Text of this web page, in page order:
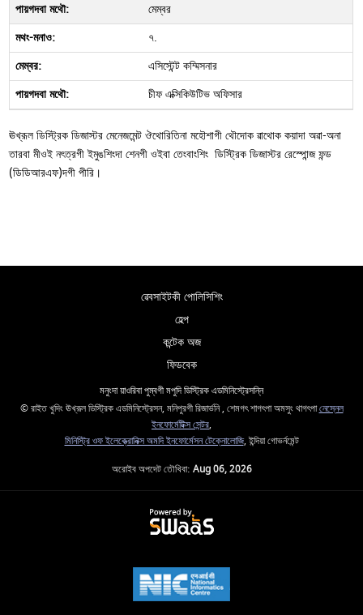
মেম্বর
৭.
এসিস্টেন্ট কম্মিসনার
চীফ এক্সিকিউটিভ অফিসার
ঊখ্রূল ডিস্ট্রিক ডিজাস্টর মেনেজমেন্ট ঔথোরিতিনা মহৌশাগী থৌদোক ৱাথোক কয়াদা অৱা-অনা
তারবা মীওই নৎত্রগী ইমুঙশিংদা শেনগী ওইবা তেংবাংশিং ডিস্ট্রিক ডিজাস্টর রেস্পোন্জ ফন্ড
(ডিডিআরএফ)দগী পীরি।
ৱেবসাইটকী পোলিসিশিং
হেল্প
কন্টেক অজ
ফিডবেক
মনুংদা য়াওরিবা পুম্বগী মপুদি ডিস্ট্রিক এডমিনিস্ট্রেসন্নি
© রাইত খুদিং ঊখ্রূল ডিস্ট্রিক এডমিনিস্ট্রেসন, মনিপুরগী রিজার্ভনি , শেমগৎ শাগৎপা অমসুং থাগৎপানেস্নেল
ইনফোর্মেটিক্স সেন্টর,
মিনিস্ট্রি ওফ ইলেক্ত্রোনিক্স অমদি ইনফোর্মেসন টেক্নোলোজি, ইন্দিয়া গোভর্নমেন্ট
অরোইব অপদেট তৌখিবা: Aug 06, 2026